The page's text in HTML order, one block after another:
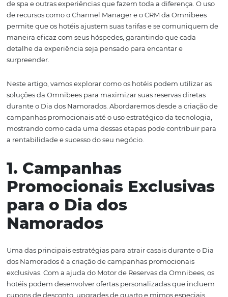
atraem os casais em busca de um momento especial.
cenário onde a concorrência é intensa, ter um
inteligente é fundamental para garantir visibilidade e
conversão.
oportunidade para aumentar o ticket médio por meio
pacotes combinados, que incluem jantares românticos,
de spa e outras experiências que fazem toda a
de recursos como o Channel Manager e o CRM da
permite que os hotéis ajustem suas tarifas e se
detalhe da experiência seja pensado para encantar e
surpreender.
Neste artigo, vamos explorar como os hotéis podem
soluções da Omnibees para maximizar suas reservas
campanhas promocionais até o uso estratégico da
mostrando como cada uma dessas etapas pode
a rentabilidade e sucesso do seu negócio.